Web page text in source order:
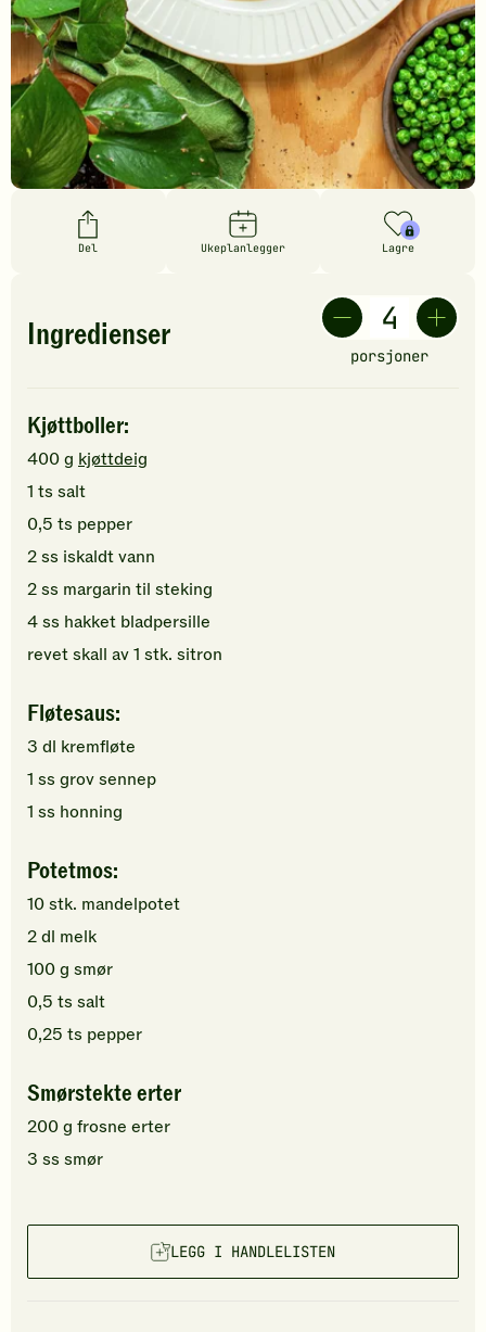
Del Ukeplanlegger Lagre
Ingredienser
porsjoner
Kjøttboller:
400g kjøttdeig
1 ts salt
0,5 ts pepper
2ss iskaldtvann
2ss margarin til steking
4ss hakket bladpersille
revet skall av1 stk. sitron
Fløtesaus:
3 dl kremfløte
1 ss grov sennep
1 ss honning
Potetmos:
10stk. mandelpotet
2dl melk
100g smør
0,5 ts salt
0,25 ts pepper
Smørstekte erter
200g frosne erter
3 ss smør
LEGG I HANDLELISTEN